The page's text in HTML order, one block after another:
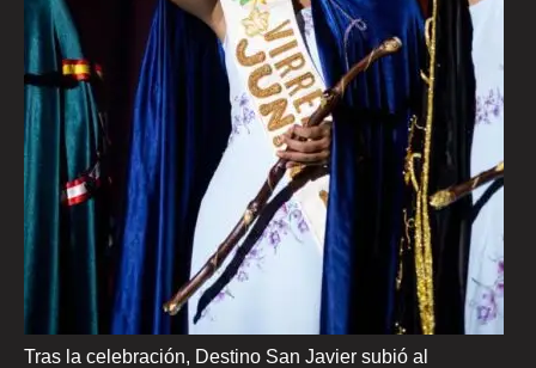
Tras la celebración, Destino San Javier subió al